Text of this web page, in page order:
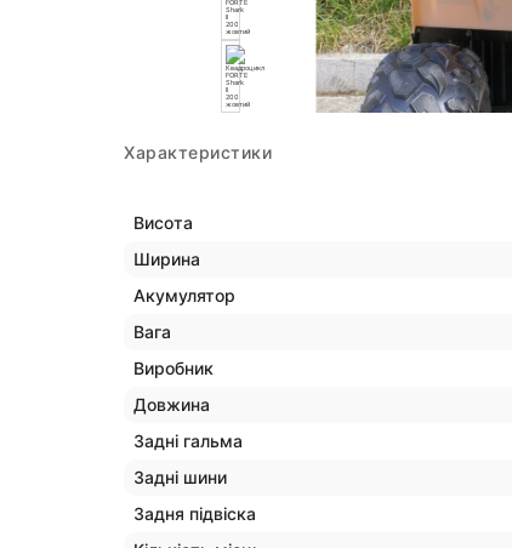
Характеристики
Висота
Ширина
Акумулятор
Вага
Виробник
Довжина
Задні гальма
Задні шини
Задня підвіска